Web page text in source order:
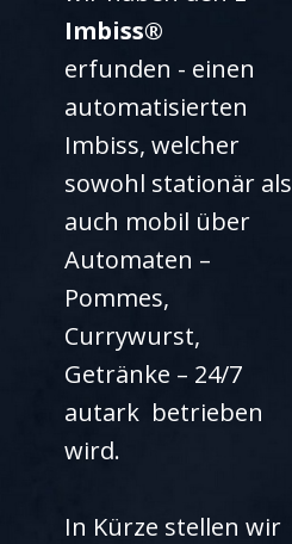
Imbiss®
erfunden - einen ​
automatisierten
Imbiss, welcher
sowohl stationär als
auch mobil über
Automaten –
Pommes,
Currywurst,
Getränke – 24/7
autark betrieben
wird.
In Kürze stellen wir